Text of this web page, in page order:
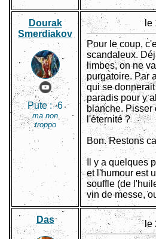
Dourak
Smerdiakov
Pute :-6
ma non
troppo
le
Pour le coup,
scandaleux.
limbes, on ne
purgatoire. Par
qui se
paradis pour y
blanche. Pisser
l'éternité ?
Bon. Restons
Il y a quelques
et l'humour est
souffle (de
vin de messe,
Das le